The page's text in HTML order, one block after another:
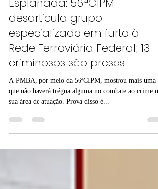
14 de ago. de 2024
1 min de leitura
Esplanada: 56ªCIPM
desarticula grupo
especializado em furto à
Rede Ferroviária Federal; 13
criminosos são presos
A PMBA, por meio da 56ªCIPM, mostrou mais uma